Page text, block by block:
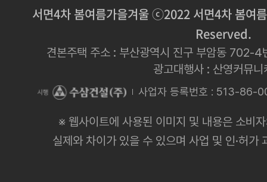
서면4차 봄여름가을겨울 ⓒ2022 서면4차 봄여
Reserved.
견본주택 주소 : 부산광역시 진구 부암동
광고대행사 : 산영커뮤니
사업자 등록번호 : 513-86-
※ 웹사이트에 사용된 이미지 및 내용은 소비
실제와 차이가 있을 수 있으며 사업 및 인·허가